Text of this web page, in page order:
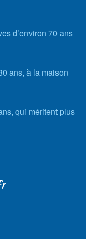
d’environ 70 ans
ans, à la maison
qui méritent plus